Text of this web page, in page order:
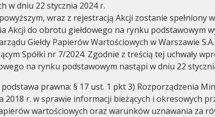
w dniu 22 stycznia 2024 r.
wraz z rejestracją Akcji zostanie spełniony
Akcji do obrotu giełdowego na rynku podstawowym
Giełdy Papierów Wartościowych w Warszawie
Spółki nr 7/2024. Zgodnie z treścią tej uchwały
na rynku podstawowym nastąpi w dniu 22
podstawa prawna: § 17 ust. 1 pkt 3) Rozporządzenia
2018 r. w sprawie informacji bieżących i okresowych
wartościowych oraz warunków uznawania za